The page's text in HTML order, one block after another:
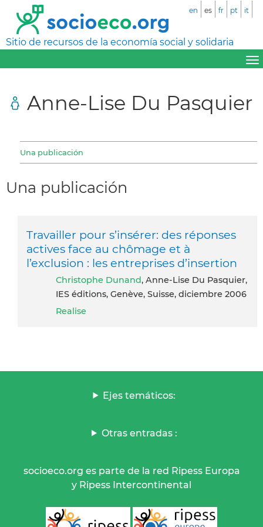
Sitio de recursos de la economía social y solidaria
en es fr pt it
Anne-Lise Du Pasquier
Una publicación
Una publicación
Travailler pour s’insérer: des réponses
actives face au chômage et à
l’exclusion : les entreprises d’insertion
Christophe Dunand, Anne-Lise Du Pasquier,
IES éditions, Genève, Suisse, diciembre 2006
Realise
Ejes temáticos:
Otras entradas :
socioeco.org es parte de la red Ripess Europa
y Ripess Intercontinental